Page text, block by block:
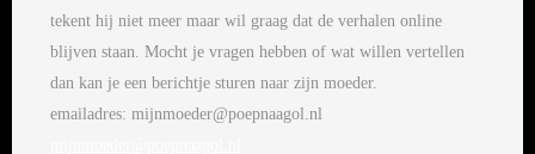
tekent hij niet meer maar wil graag dat de verhalen online
blijven staan. Mocht je vragen hebben of wat willen vertellen
dan kan je een berichtje sturen naar zijn moeder.
emailadres: mijnmoeder@poepnaagol.nl